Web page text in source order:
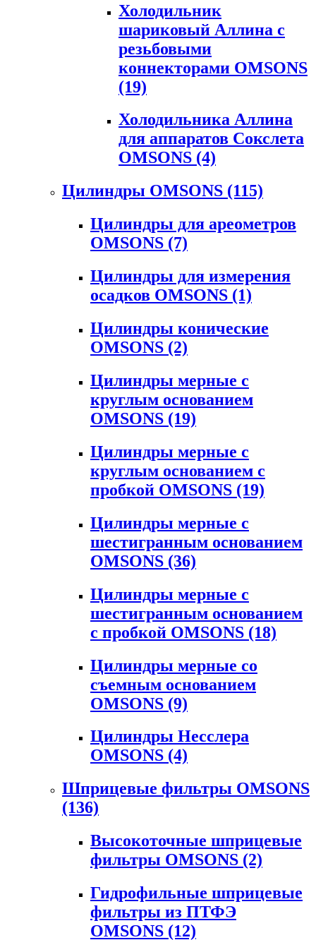
Холодильник
шариковый Аллина с
резьбовыми
коннекторами OMSONS
(19)
Холодильника Аллина
для аппаратов Сокслета
OMSONS (4)
Цилиндры OMSONS (115)
Цилиндры для ареометров
OMSONS (7)
Цилиндры для измерения
осадков OMSONS (1)
Цилиндры конические
OMSONS (2)
Цилиндры мерные с
круглым основанием
OMSONS (19)
Цилиндры мерные с
круглым основанием с
пробкой OMSONS (19)
Цилиндры мерные с
шестигранным основанием
OMSONS (36)
Цилиндры мерные с
шестигранным основанием
с пробкой OMSONS (18)
Цилиндры мерные со
съемным основанием
OMSONS (9)
Цилиндры Несслера
OMSONS (4)
Шприцевые фильтры OMSONS
(136)
Высокоточные шприцевые
фильтры OMSONS (2)
Гидрофильные шприцевые
фильтры из ПТФЭ
OMSONS (12)